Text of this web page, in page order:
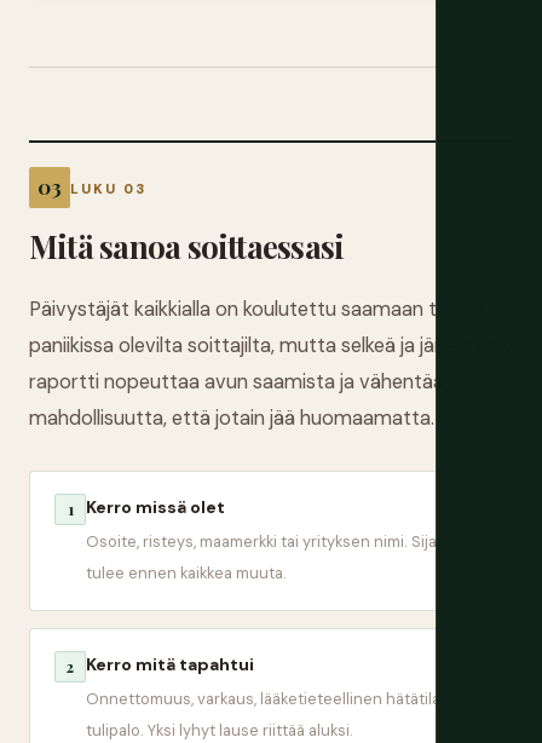
LUKU 03
Mitä sanoa soittaessasi
Päivystäjät kaikkialla on koulutettu saamaan tietoa
paniikissa olevilta soittajilta, mutta selkeä ja järjestetty
raportti nopeuttaa avun saamista ja vähentää
mahdollisuutta, että jotain jää huomaamatta.
1 Kerro missä olet
Osoite, risteys, maamerkki tai yrityksen nimi. Sijainti
tulee ennen kaikkea muuta.
2 Kerro mitä tapahtui
Onnettomuus, varkaus, lääketieteellinen hätätilanne,
tulipalo. Yksi lyhyt lause riittää aluksi.